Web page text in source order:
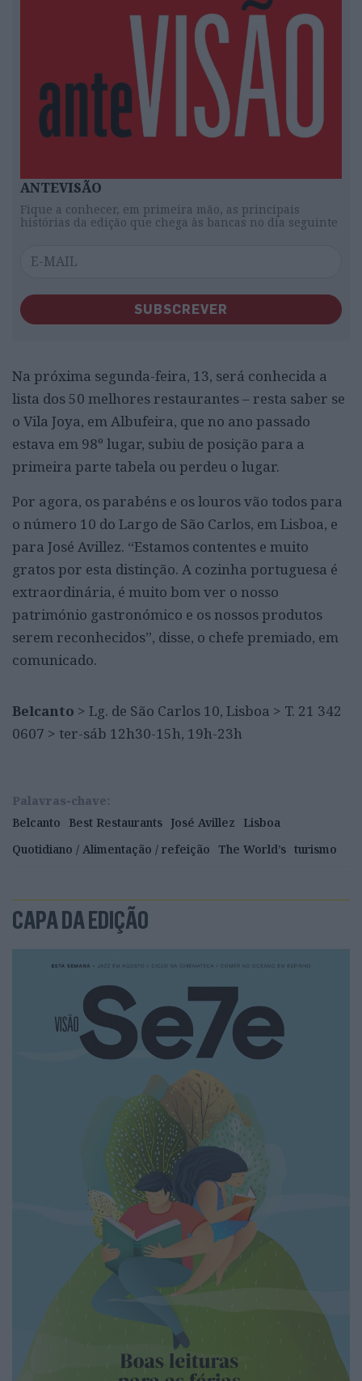
ANTEVISÃO
Fique a conhecer, em primeira mão, as principais
histórias da edição que chega às bancas no dia seguinte
SUBSCREVER
Na próxima segunda-feira, 13, será conhecida a
lista dos 50 melhores restaurantes – resta saber se
o Vila Joya, em Albufeira, que no ano passado
estava em 98º lugar, subiu de posição para a
primeira parte tabela ou perdeu o lugar.
Por agora, os parabéns e os louros vão todos para
o número 10 do Largo de São Carlos, em Lisboa, e
para José Avillez. “Estamos contentes e muito
gratos por esta distinção. A cozinha portuguesa é
extraordinária, é muito bom ver o nosso
património gastronómico e os nossos produtos
serem reconhecidos”, disse, o chefe premiado, em
comunicado.
Belcanto > Lg. de São Carlos 10, Lisboa > T. 21 342
0607 > ter-sáb 12h30-15h, 19h-23h
Palavras-chave:
Belcanto
Best Restaurants José Avillez
Lisboa
Quotidiano / Alimentação / refeição The World’s turismo
CAPA DA EDIÇÃO